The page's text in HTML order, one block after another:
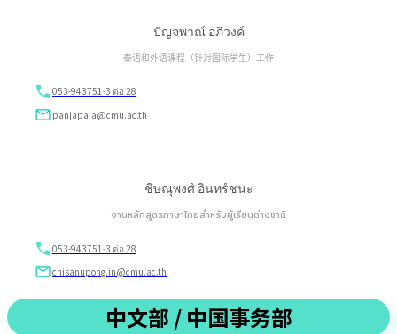
ปัญจพาณ์ อภิวงค์
泰语和外语课程（针对国际学生）工作
053-943751-3 ต่อ 28
panjapa.a@cmu.ac.th
ชิษณุพงศ์ อินทร์ชนะ
งานหลักสูตรภาษาไทยสำหรับผู้เรียนต่างชาติ
053-943751-3 ต่อ 28
chisanupong.in@cmu.ac.th
中文部 / 中国事务部